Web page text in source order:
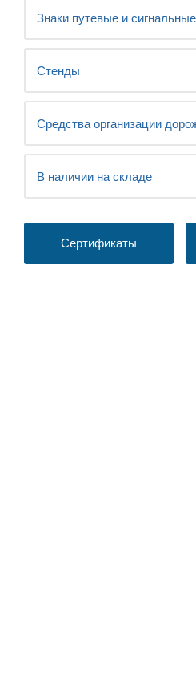
Знаки путевые и
Стенды
Средства организации
В наличии на складе
Сертификаты